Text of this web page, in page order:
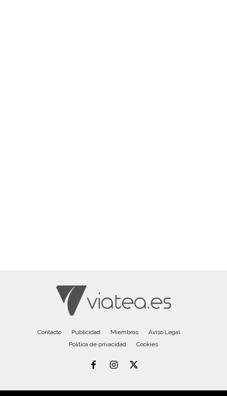
Contacto Publicidad Miembros
Aviso Legal
Política de privacidad
Cookies